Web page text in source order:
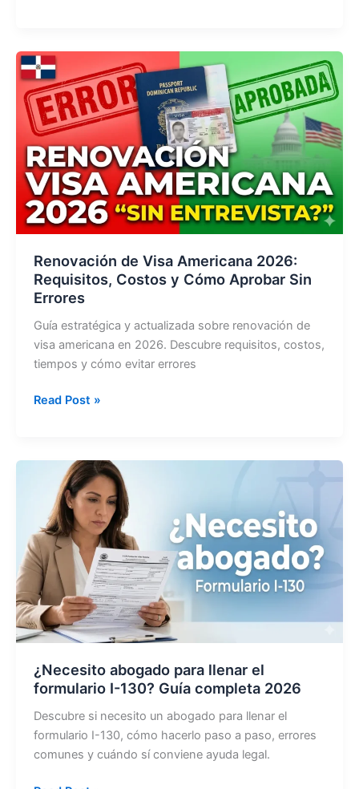
evitar
al
llenar
el
DS-
160
(Guía
2026)
Renovación de Visa Americana 2026:
Requisitos, Costos y Cómo Aprobar Sin
Errores
Guía estratégica y actualizada sobre renovación de
visa americana en 2026. Descubre requisitos, costos,
tiempos y cómo evitar errores
Renovación
Americana
2026:
Requisitos,
Costos
y
Cómo
Aprobar
Sin
Errores
Read Post »
¿Necesito abogado para llenar el
formulario I-130? Guía completa 2026
Descubre si necesito un abogado para llenar el
formulario I-130, cómo hacerlo paso a paso, errores
comunes y cuándo sí conviene ayuda legal.